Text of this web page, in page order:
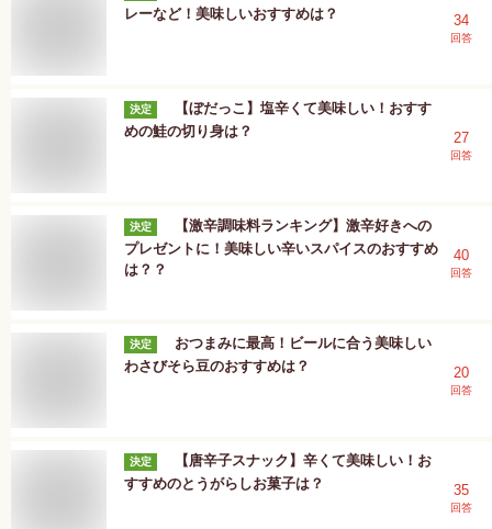
レーなど！美味しいおすすめは？
34
回答
決定
【ぼだっこ】塩辛くて美味しい！おすす
めの鮭の切り身は？
27
回答
決定
【激辛調味料ランキング】激辛好きへの
プレゼントに！美味しい辛いスパイスのおすすめ
は？？
40
回答
決定
おつまみに最高！ビールに合う美味しい
わさびそら豆のおすすめは？
20
回答
決定
【唐辛子スナック】辛くて美味しい！お
すすめのとうがらしお菓子は？
35
回答